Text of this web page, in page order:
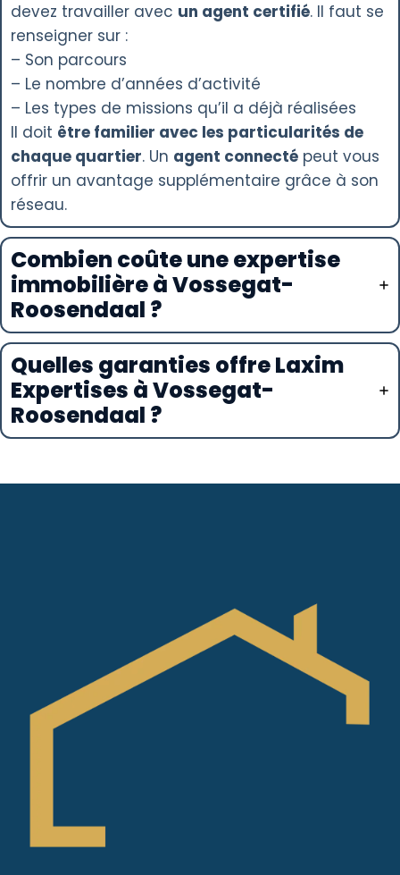
devez travailler avec un agent certifié. Il faut se
renseigner sur :
– Son parcours
– Le nombre d’années d’activité
– Les types de missions qu’il a déjà réalisées
Il doit être familier avec les particularités de
chaque quartier. Un agent connecté peut vous
offrir un avantage supplémentaire grâce à son
réseau.
Combien coûte une expertise
immobilière à Vossegat-
Roosendaal ?
Quelles garanties offre Laxim
Expertises à Vossegat-
Roosendaal ?